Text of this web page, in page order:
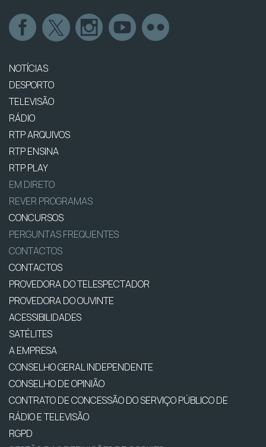
NOTÍCIAS
DESPORTO
TELEVISÃO
RÁDIO
RTP ARQUIVOS
RTP ENSINA
RTP PLAY
EM DIRETO
REVER PROGRAMAS
CONCURSOS
PERGUNTAS FREQUENTES
CONTACTOS
CONTACTOS
PROVEDORA DO TELESPECTADOR
PROVEDORA DO OUVINTE
ACESSIBILIDADES
SATÉLITES
A EMPRESA
CONSELHO GERAL INDEPENDENTE
CONSELHO DE OPINIÃO
CONTRATO DE CONCESSÃO DO SERVIÇO PÚBLICO DE
RÁDIO E TELEVISÃO
RGPD